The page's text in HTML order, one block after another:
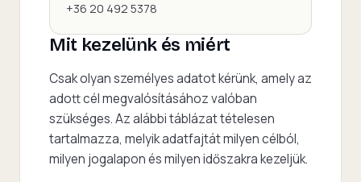
+36 20 492 5378
Mit kezelünk és miért
Csak olyan személyes adatot kérünk, amely az
adott cél megvalósításához valóban
szükséges. Az alábbi táblázat tételesen
tartalmazza, melyik adatfajtát milyen célból,
milyen jogalapon és milyen időszakra kezeljük.